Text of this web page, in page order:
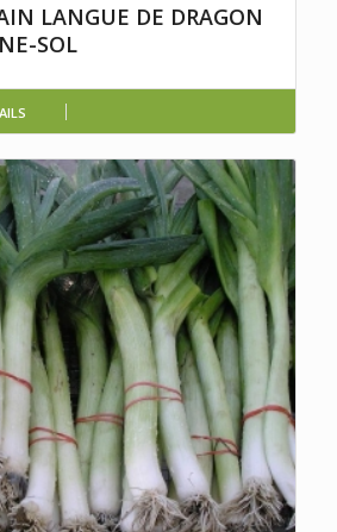
LANGUE DE DRAGON
SOL